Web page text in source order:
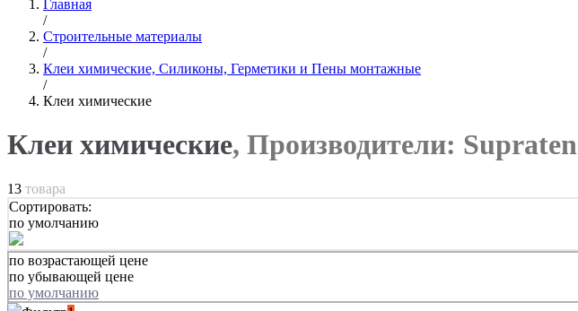
Главная
/
Строительные материалы
/
Клеи химические, Силиконы, Герметики и Пены монтажные
/
Клеи химические
Клеи химические, Производители: Supraten
13 товара
Сортировать:
по умолчанию
по возрастающей цене
по убывающей цене
по умолчанию